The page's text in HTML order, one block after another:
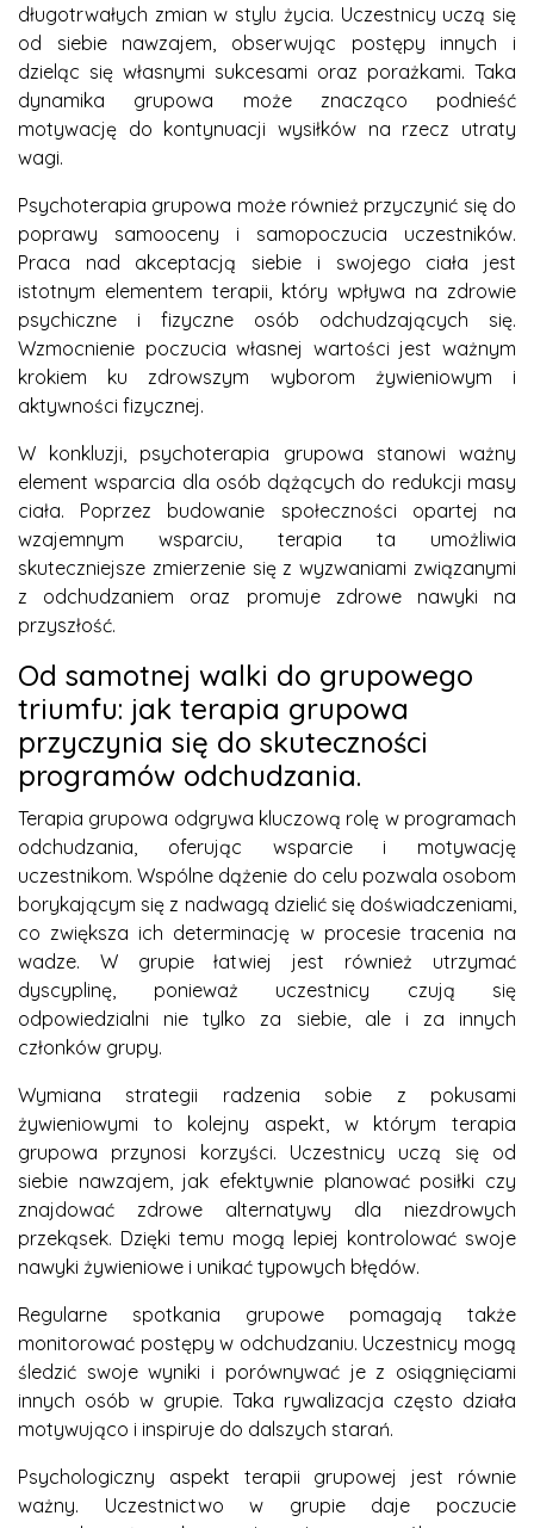
długotrwałych zmian w stylu życia. Uczestnicy uczą się
od siebie nawzajem, obserwując postępy innych i
dzieląc się własnymi sukcesami oraz porażkami. Taka
dynamika grupowa może znacząco podnieść
motywację do kontynuacji wysiłków na rzecz utraty
wagi.
Psychoterapia grupowa może również przyczynić się do
poprawy samooceny i samopoczucia uczestników.
Praca nad akceptacją siebie i swojego ciała jest
istotnym elementem terapii, który wpływa na zdrowie
psychiczne i fizyczne osób odchudzających się.
Wzmocnienie poczucia własnej wartości jest ważnym
krokiem ku zdrowszym wyborom żywieniowym i
aktywności fizycznej.
W konkluzji, psychoterapia grupowa stanowi ważny
element wsparcia dla osób dążących do redukcji masy
ciała. Poprzez budowanie społeczności opartej na
wzajemnym wsparciu, terapia ta umożliwia
skuteczniejsze zmierzenie się z wyzwaniami związanymi
z odchudzaniem oraz promuje zdrowe nawyki na
przyszłość.
Od samotnej walki do grupowego
triumfu: jak terapia grupowa
przyczynia się do skuteczności
programów odchudzania.
Terapia grupowa odgrywa kluczową rolę w programach
odchudzania, oferując wsparcie i motywację
uczestnikom. Wspólne dążenie do celu pozwala osobom
borykającym się z nadwagą dzielić się doświadczeniami,
co zwiększa ich determinację w procesie tracenia na
wadze. W grupie łatwiej jest również utrzymać
dyscyplinę, ponieważ uczestnicy czują się
odpowiedzialni nie tylko za siebie, ale i za innych
członków grupy.
Wymiana strategii radzenia sobie z pokusami
żywieniowymi to kolejny aspekt, w którym terapia
grupowa przynosi korzyści. Uczestnicy uczą się od
siebie nawzajem, jak efektywnie planować posiłki czy
znajdować zdrowe alternatywy dla niezdrowych
przekąsek. Dzięki temu mogą lepiej kontrolować swoje
nawyki żywieniowe i unikać typowych błędów.
Regularne spotkania grupowe pomagają także
monitorować postępy w odchudzaniu. Uczestnicy mogą
śledzić swoje wyniki i porównywać je z osiągnięciami
innych osób w grupie. Taka rywalizacja często działa
motywująco i inspiruje do dalszych starań.
Psychologiczny aspekt terapii grupowej jest równie
ważny. Uczestnictwo w grupie daje poczucie